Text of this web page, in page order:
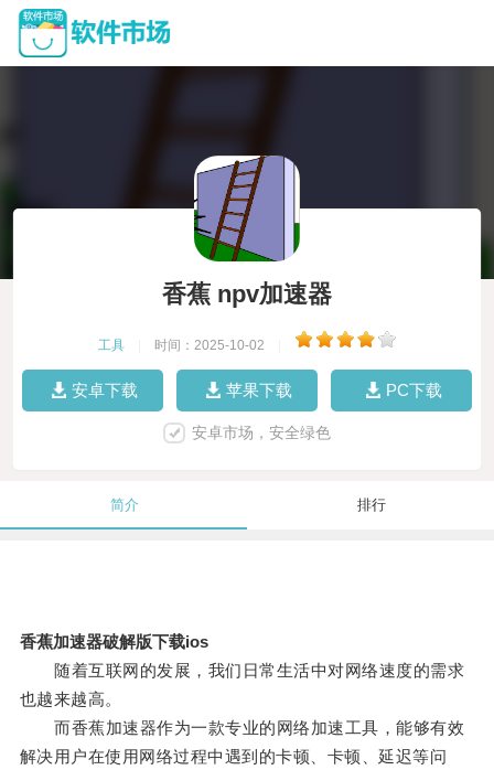
香蕉 npv加速器
工具 时间：2025-10-02
安卓下载 苹果下载 PC下载
安卓市场，安全绿色
简介 排行
香蕉加速器破解版下载ios
随着互联网的发展，我们日常生活中对网络速度的需求
也越来越高。
而香蕉加速器作为一款专业的网络加速工具，能够有效
解决用户在使用网络过程中遇到的卡顿、卡顿、延迟等问